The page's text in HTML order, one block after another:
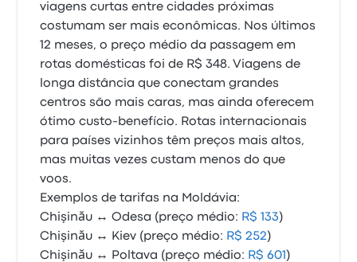
viagens curtas entre cidades próximas
costumam ser mais econômicas. Nos últimos
12 meses, o preço médio da passagem em
rotas domésticas foi de R$ 348. Viagens de
longa distância que conectam grandes
centros são mais caras, mas ainda oferecem
ótimo custo-benefício. Rotas internacionais
para países vizinhos têm preços mais altos,
mas muitas vezes custam menos do que
voos.
Exemplos de tarifas na Moldávia:
Chişinău ↔ Odesa (preço médio: R$ 133 )
Chişinău ↔ Kiev (preço médio: R$ 252 )
Chişinău ↔ Poltava (preço médio: R$ 601 )